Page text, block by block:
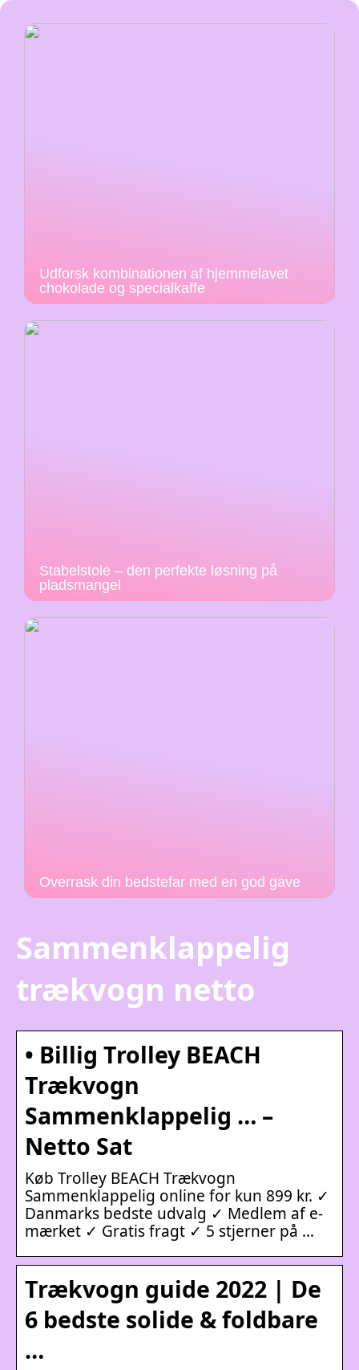
Udforsk kombinationen af hjemmelavet
chokolade og specialkaffe
Stabelstole – den perfekte løsning på
pladsmangel
Overrask din bedstefar med en god gave
Sammenklappelig
trækvogn netto
• Billig Trolley BEACH
Trækvogn
Sammenklappelig … –
Netto Sat
Køb Trolley BEACH Trækvogn
Sammenklappelig online for kun 899 kr. ✓
Danmarks bedste udvalg ✓ Medlem af e-
mærket ✓ Gratis fragt ✓ 5 stjerner på …
Trækvogn guide 2022 | De
6 bedste solide & foldbare
…